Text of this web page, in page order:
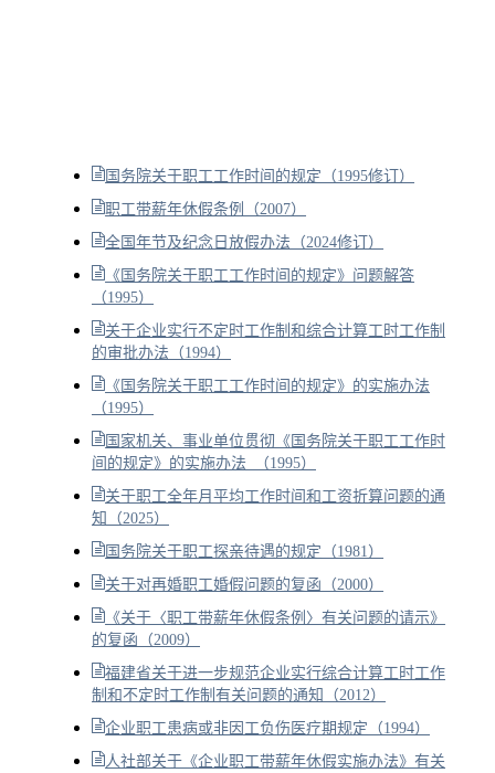
国务院关于职工工作时间的规定（1995修订）
职工带薪年休假条例（2007）
全国年节及纪念日放假办法（2024修订）
《国务院关于职工工作时间的规定》问题解答
（1995）
关于企业实行不定时工作制和综合计算工时工作制
的审批办法（1994）
《国务院关于职工工作时间的规定》的实施办法
（1995）
国家机关、事业单位贯彻《国务院关于职工工作时
间的规定》的实施办法 （1995）
关于职工全年月平均工作时间和工资折算问题的通
知（2025）
国务院关于职工探亲待遇的规定（1981）
关于对再婚职工婚假问题的复函（2000）
《关于〈职工带薪年休假条例〉有关问题的请示》
的复函（2009）
福建省关于进一步规范企业实行综合计算工时工作
制和不定时工作制有关问题的通知（2012）
企业职工患病或非因工负伤医疗期规定（1994）
人社部关于《企业职工带薪年休假实施办法》有关